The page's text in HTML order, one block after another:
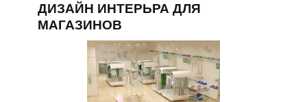
ДИЗАЙН ИНТЕРЬРА ДЛЯ
МАГАЗИНОВ